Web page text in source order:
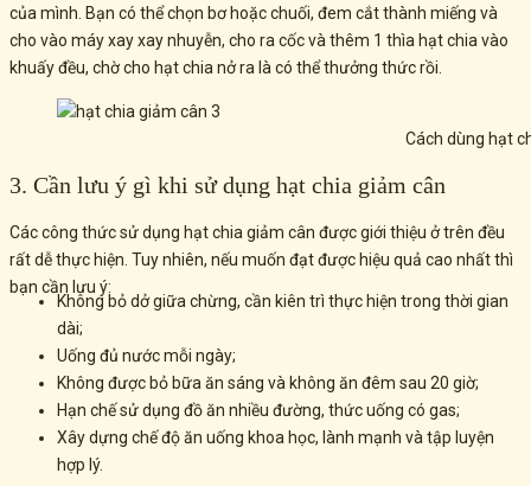
của mình. Bạn có thể chọn bơ hoặc chuối, đem cắt thành miếng và
cho vào máy xay xay nhuyễn, cho ra cốc và thêm 1 thìa hạt chia vào
khuấy đều, chờ cho hạt chia nở ra là có thể thưởng thức rồi.
Cách dùng hạt
3. Cần lưu ý gì khi sử dụng hạt chia giảm cân
Các công thức sử dụng hạt chia giảm cân được giới thiệu ở trên đều
rất dễ thực hiện. Tuy nhiên, nếu muốn đạt được hiệu quả cao nhất thì
bạn cần lưu ý:
Không bỏ dở giữa chừng, cần kiên trì thực hiện trong thời gian
dài;
Uống đủ nước mỗi ngày;
Không được bỏ bữa ăn sáng và không ăn đêm sau 20 giờ;
Hạn chế sử dụng đồ ăn nhiều đường, thức uống có gas;
Xây dựng chế độ ăn uống khoa học, lành mạnh và tập luyện
hợp lý.